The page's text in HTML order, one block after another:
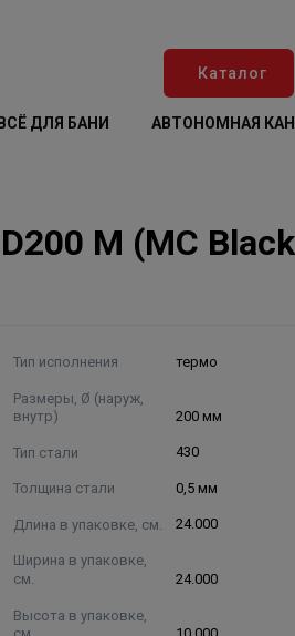
Каталог
ВСЁ ДЛЯ БАНИ АВТОНОМНАЯ
М (MC
Тип исполнения термо
Размеры, Ø (наруж,
внутр)
200 мм
Тип стали 430
Толщина стали 0,5 мм
Длина в упаковке, см. 24.000
Ширина в упаковке,
см.
24.000
Высота в упаковке,